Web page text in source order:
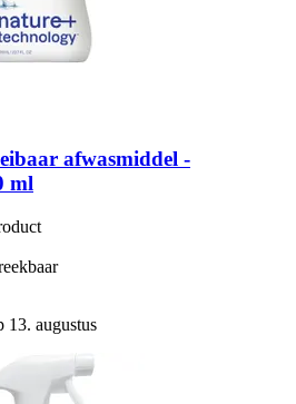
afwasmiddel -​
ml
augustus